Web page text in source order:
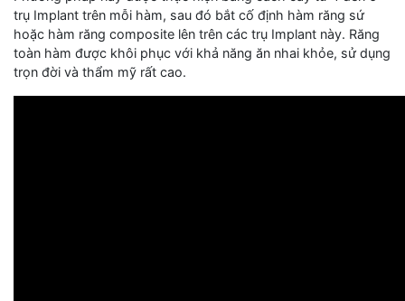
trụ Implant trên mỗi hàm, sau đó bắt cố định hàm răng sứ
hoặc hàm răng composite lên trên các trụ Implant này. Răng
toàn hàm được khôi phục với khả năng ăn nhai khỏe, sử dụng
trọn đời và thẩm mỹ rất cao.